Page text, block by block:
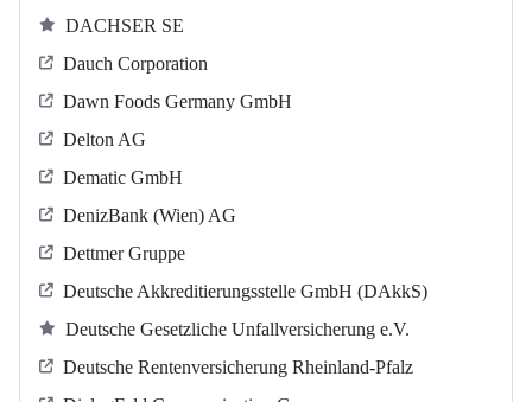
DACHSER SE
Dauch Corporation
Dawn Foods Germany GmbH
Delton AG
Dematic GmbH
DenizBank (Wien) AG
Dettmer Gruppe
Deutsche Akkreditierungsstelle GmbH (DAkkS)
Deutsche Gesetzliche Unfallversicherung e.V.
Deutsche Rentenversicherung Rheinland-Pfalz